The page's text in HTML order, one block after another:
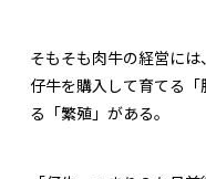
そもそも肉牛の経営には、
仔牛を購入して育てる
る「繁殖」がある。